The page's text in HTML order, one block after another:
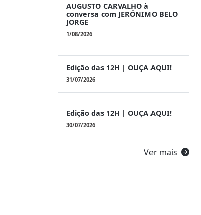
AUGUSTO CARVALHO à
conversa com JERÓNIMO BELO
JORGE
1/08/2026
Edição das 12H | OUÇA AQUI!
31/07/2026
Edição das 12H | OUÇA AQUI!
30/07/2026
Ver mais